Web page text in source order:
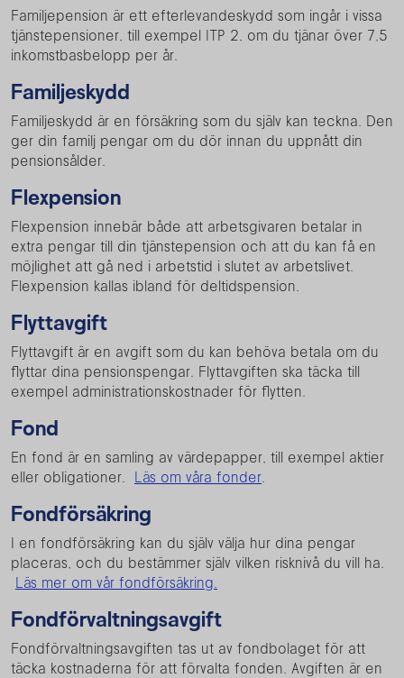
Familjepension är ett efterlevandeskydd som ingår i vissa
tjänstepensioner, till exempel ITP 2, om du tjänar över 7,5
inkomstbasbelopp per år.
Familjeskydd
Familjeskydd är en försäkring som du själv kan teckna. Den
ger din familj pengar om du dör innan du uppnått din
pensionsålder.
Flexpension
Flexpension innebär både att arbetsgivaren betalar in
extra pengar till din tjänstepension och att du kan få en
möjlighet att gå ned i arbetstid i slutet av arbetslivet.
Flexpension kallas ibland för deltidspension.
Flyttavgift
Flyttavgift är en avgift som du kan behöva betala om du
flyttar dina pensionspengar. Flyttavgiften ska täcka till
exempel administrationskostnader för flytten.
Fond
En fond är en samling av värdepapper, till exempel aktier
eller obligationer. Läs om våra fonder.
Fondförsäkring
I en fondförsäkring kan du själv välja hur dina pengar
placeras, och du bestämmer själv vilken risknivå du vill ha.
Läs mer om vår fondförsäkring.
Fondförvaltningsavgift
Fondförvaltningsavgiften tas ut av fondbolaget för att
täcka kostnaderna för att förvalta fonden. Avgiften är en